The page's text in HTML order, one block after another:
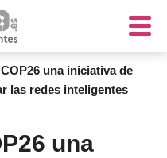
una iniciativa de
las redes inteligentes
una